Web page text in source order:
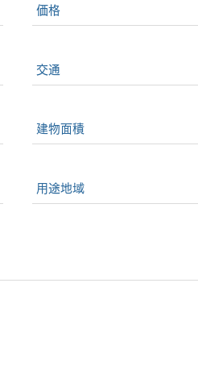
価格
交通
建物面積
用途地域